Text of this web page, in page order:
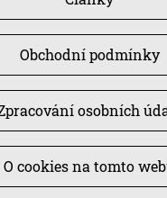
Obchodní podmínky
osobních
O cookies na tomto